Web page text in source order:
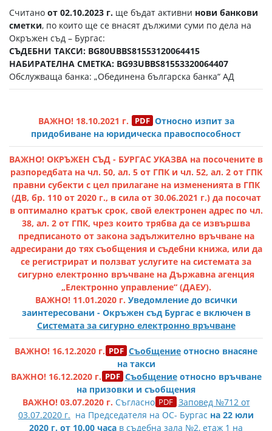
Считано от 02.10.2023 г. ще бъдат активни нови банкови
сметки, по които ще се внасят дължими суми по дела на
Окръжен съд – Бургас:
СЪДЕБНИ ТАКСИ: BG80UBBS81553120064415
НАБИРАТЕЛНА СМЕТКА: BG93UBBS81553320064407
Обслужваща банка: „Обединена българска банка“ АД
ВАЖНО! 18.10.2021 г.
Относно изпит за
придобиване на юридическа правоспособност
ВАЖНО! ОКРЪЖЕН СЪД - БУРГАС УКАЗВА на посочените в
разпоредбата на чл. 50, ал. 5 от ГПК и чл. 52, ал. 2 от ГПК
правни субекти с цел прилагане на измененията в ГПК
(ДВ, бр. 110 от 2020 г., в сила от 30.06.2021 г.) да посочат
в оптимално кратък срок, свой електронен адрес по чл.
38, ал. 2 от ГПК, чрез които трябва да се извършва
предписаното от закона задължително връчване на
адресирани до тях съобщения и съдебни книжа, или да
се регистрират и ползват услугите на системата за
сигурно електронно връчване на Държавна агенция
„Електронно управление“ (ДАЕУ).
ВАЖНО! 11.01.2020 г. Уведомление до всички
заинтересовани - Окръжен съд Бургас е включен в
Системата за сигурно електронно връчване
ВАЖНО! 16.12.2020 г. Съобщение относно внасяне
на такси
ВАЖНО! 16.12.2020 г.
Съобщениеотносно връчване
на призовки и съобщения
ВАЖНО! 03.07.2020 г. Съгласно
Заповед №712 от
03.07.2020 г. на Председателя на ОС- Бургас на 22 юли
2020 г. от 10.00 часа в съдебна зала №2, етаж 1 на